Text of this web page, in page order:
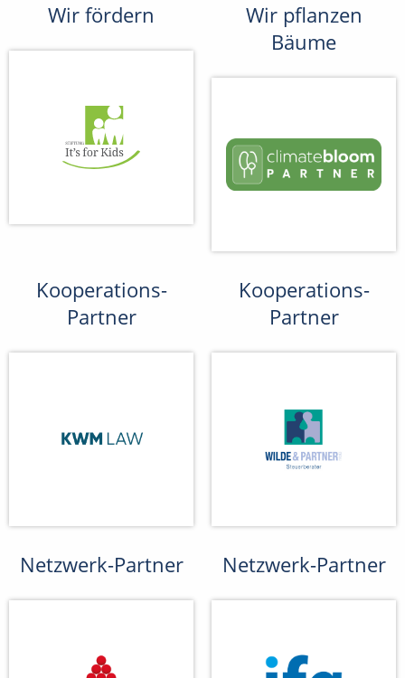
Wir fördern
Wir pflanzen
Bäume
Kooperations-
Partner
Kooperations-
Partner
Netzwerk-Partner Netzwerk-Partner